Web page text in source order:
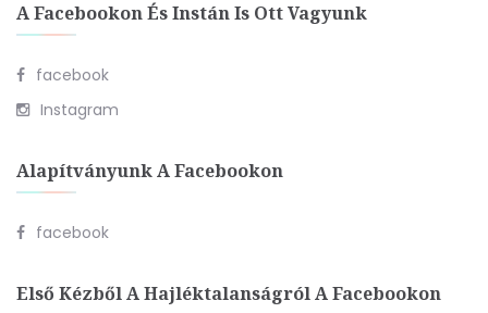
A Facebookon És Instán Is Ott Vagyunk
facebook
Instagram
Alapítványunk A Facebookon
facebook
Első Kézből A Hajléktalanságról A Facebookon